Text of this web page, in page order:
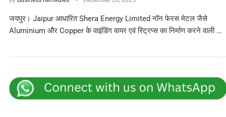
जयपुर। Jaipur आधारित Shera Energy Limited नॉन फेरस मेटल जैसे
Aluminium और Copper के वाइंडिंग वायर एवं स्ट्रिप्स का निर्माण करने वाली …